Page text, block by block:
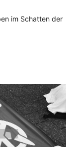
im Schatten der